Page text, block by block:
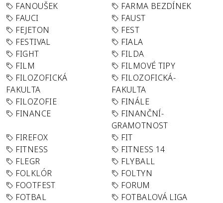
FANOUŠEK
FARMA BEZDÍNEK
FAUCI
FAUST
FEJETON
FEST
FESTIVAL
FIALA
FIGHT
FILDA
FILM
FILMOVÉ TIPY
FILOZOFICKÁ
FAKULTA
FILOZOFICKÁ-
FAKULTA
FILOZOFIE
FINÁLE
FINANCE
FINANČNÍ-
GRAMOTNOST
FIREFOX
FIT
FITNESS
FITNESS 14
FLEGR
FLYBALL
FOLKLÓR
FOLTYN
FOOTFEST
FORUM
FOTBAL
FOTBALOVÁ LIGA